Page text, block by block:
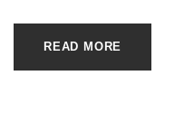
READ MORE